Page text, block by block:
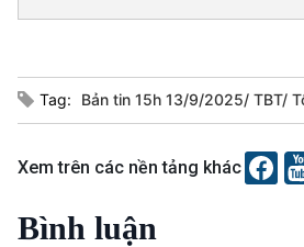
Tag: Bản tin 15h 13/9/2025/ TBT/
Xem trên các nền tảng khác
Bình luận